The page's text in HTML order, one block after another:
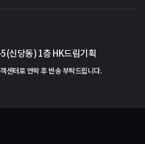
신당동) 1층 HK드림기획
센터로 연락 후 반송 부탁드립니다.